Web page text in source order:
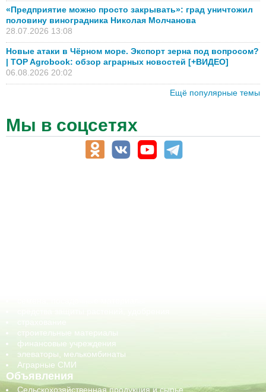
«Предприятие можно просто закрывать»: град уничтожил
половину виноградника Николая Молчанова
28.07.2026 13:08
Новые атаки в Чёрном море. Экспорт зерна под вопросом?
| TOP Agrobook: обзор аграрных новостей [+ВИДЕО]
06.08.2026 20:02
Ещё популярные темы
Мы в соцсетях
строительные материалы
финансовые учреждения
элеваторы, мелькомбинаты
Аграрные СМИ
Объявления
Сельскохозяйственная продукция и сырье